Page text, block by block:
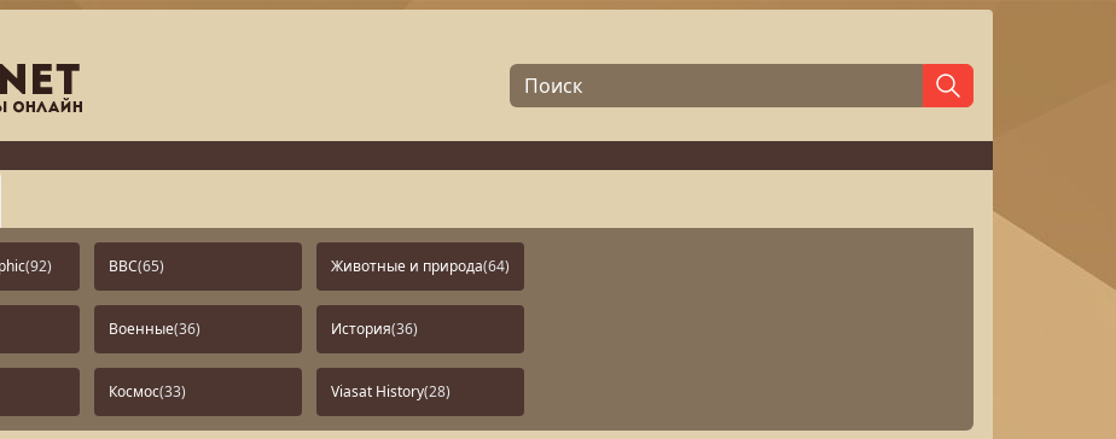
(92) BBC(65) Животные и природа(64)
Военные(36) История(36)
Космос(33) Viasat History(28)